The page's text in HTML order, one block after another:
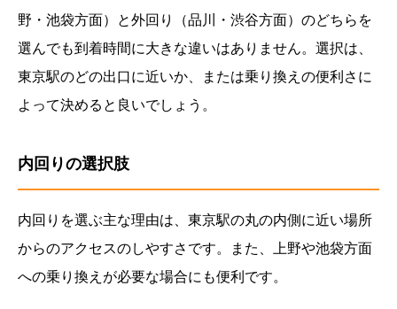
野・池袋方面）と外回り（品川・渋谷方面）のどちらを
選んでも到着時間に大きな違いはありません。選択は、
東京駅のどの出口に近いか、または乗り換えの便利さに
よって決めると良いでしょう。
内回りの選択肢
内回りを選ぶ主な理由は、東京駅の丸の内側に近い場所
からのアクセスのしやすさです。また、上野や池袋方面
への乗り換えが必要な場合にも便利です。